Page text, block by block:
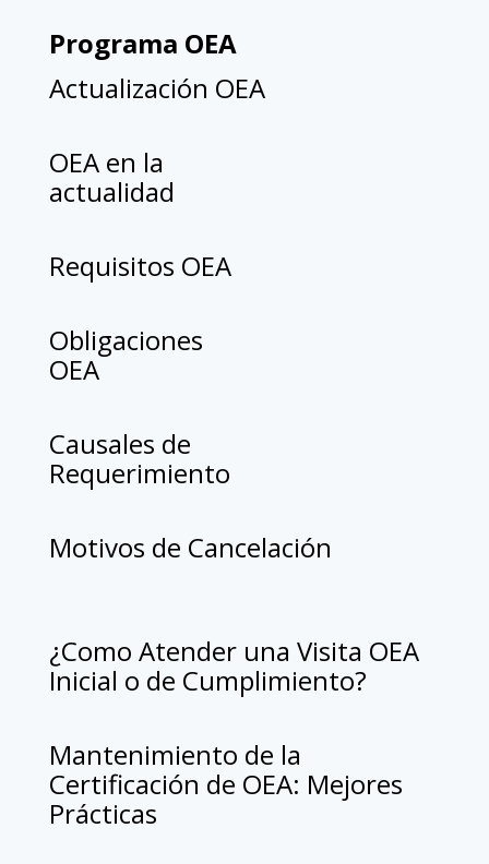
Programa OEA
Actualización OEA
OEA en la
actualidad
Requisitos OEA
Obligaciones
OEA
Causales de
Requerimiento
Motivos de Cancelación
¿Como Atender una Visita OEA
Inicial o de Cumplimiento?
Mantenimiento de la
Certificación de OEA: Mejores
Prácticas